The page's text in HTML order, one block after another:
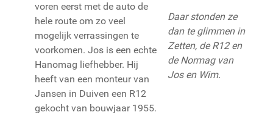
voren eerst met de auto de
hele route om zo veel
mogelijk verrassingen te
voorkomen. Jos is een echte
Hanomag liefhebber. Hij
heeft van een monteur van
Jansen in Duiven een R12
gekocht van bouwjaar 1955.
Daar stonden ze
dan te glimmen in
Zetten, de R12 en
de Normag van
Jos en Wim.